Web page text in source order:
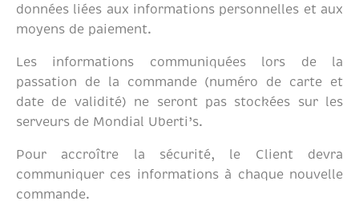
données liées aux informations personnelles et aux
moyens de paiement.
Les informations communiquées lors de la
passation de la commande (numéro de carte et
date de validité) ne seront pas stockées sur les
serveurs de Mondial Uberti’s.
Pour accroître la sécurité, le Client devra
communiquer ces informations à chaque nouvelle
commande.